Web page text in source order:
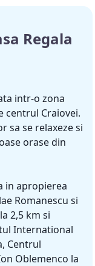
Regala
intr-o zona
centrul Craiovei.
sa se relaxeze si
orase din
in apropierea
Romanescu si
2,5 km si
International
Centrul
Oblemenco la